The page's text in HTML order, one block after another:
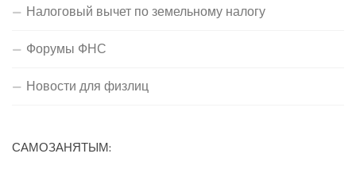
Налоговый вычет по земельному налогу
Форумы ФНС
Новости для физлиц
САМОЗАНЯТЫМ: